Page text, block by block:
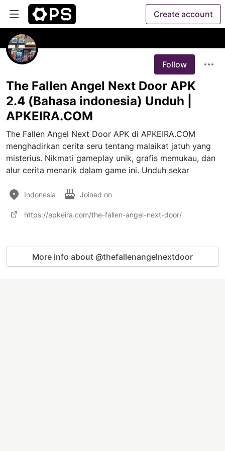
Create account
Follow
The Fallen Angel Next Door APK
2.4 (Bahasa indonesia) Unduh |
APKEIRA.COM
The Fallen Angel Next Door APK di APKEIRA.COM
menghadirkan cerita seru tentang malaikat jatuh yang
misterius. Nikmati gameplay unik, grafis memukau, dan
alur cerita menarik dalam game ini. Unduh sekar
Indonesia Joined on
https://apkeira.com/the-fallen-angel-next-door/
More info about @thefallenangelnextdoor